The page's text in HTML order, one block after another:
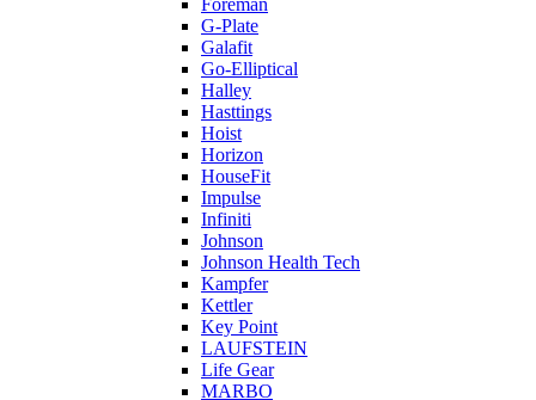
Foreman
G-Plate
Galafit
Go-Elliptical
Halley
Hasttings
Hoist
Horizon
HouseFit
Impulse
Infiniti
Johnson
Johnson Health Tech
Kampfer
Kettler
Key Point
LAUFSTEIN
Life Gear
MARBO